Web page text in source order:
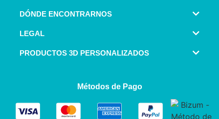
DÓNDE ENCONTRARNOS
LEGAL
PRODUCTOS 3D PERSONALIZADOS
Métodos de Pago